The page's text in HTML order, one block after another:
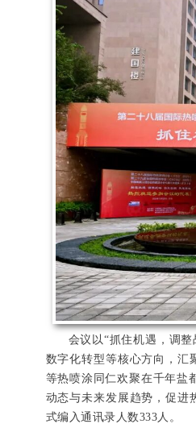
会议以“抓住机遇，调
数字化转型等核心方向，汇
等热喷涂同仁欢聚在千年盐
动态与未来发展趋势，促进
式编入通讯录人数333人。